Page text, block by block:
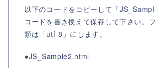
以下のコードをコピーして「
コードを書き換えて保存して下さい。
類は「utf-8」にします。
●JS_Sample2.html